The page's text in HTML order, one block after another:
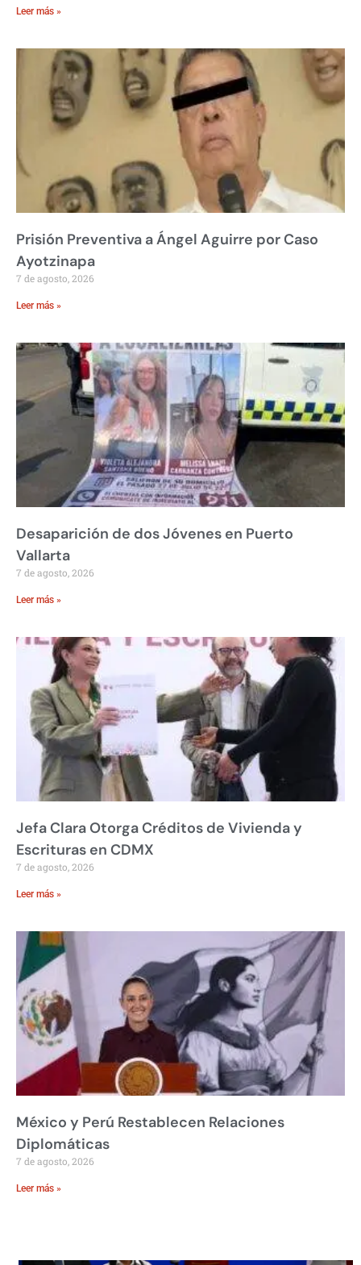
Leer más »
Prisión Preventiva a Ángel Aguirre por Caso
Ayotzinapa
7 de agosto, 2026
Leer más »
Desaparición de dos Jóvenes en Puerto
Vallarta
7 de agosto, 2026
Leer más »
Jefa Clara Otorga Créditos de Vivienda y
Escrituras en CDMX
7 de agosto, 2026
Leer más »
México y Perú Restablecen Relaciones
Diplomáticas
7 de agosto, 2026
Leer más »